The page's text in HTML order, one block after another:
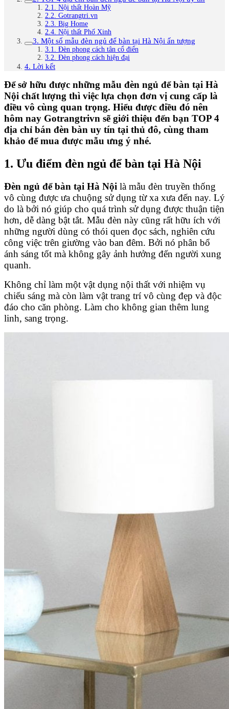
2.1. Nội thất Hoàn Mỹ
2.2. Gotrangtri.vn
2.3. Big Home
2.4. Nội thất Phố Xinh
3. Một số mẫu đèn ngủ để bàn tại Hà Nội ấn tượng
3.1. Đèn phong cách tân cổ điển
3.2. Đèn phong cách hiện đại
4. Lời kết
Để sở hữu được những mẫu đèn ngủ để bàn tại Hà
Nội chất lượng thì việc lựa chọn đơn vị cung cấp là
điều vô cùng quan trọng. Hiểu được điều đó nên
hôm nay Gotrangtrivn sẽ giới thiệu đến bạn TOP 4
địa chỉ bán đèn bàn uy tín tại thủ đô, cùng tham
khảo để mua được mẫu ưng ý nhé.
1. Ưu điểm đèn ngủ để bàn tại Hà Nội
Đèn ngủ để bàn tại Hà Nội là mẫu đèn truyền thống
vô cùng được ưa chuộng sử dụng từ xa xưa đến nay. Lý
do là bởi nó giúp cho quá trình sử dụng được thuận tiện
hơn, dễ dàng bật tắt. Mẫu đèn này cũng rất hữu ích với
những người dùng có thói quen đọc sách, nghiên cứu
công việc trên giường vào ban đêm. Bởi nó phân bổ
ánh sáng tốt mà không gây ảnh hưởng đến người xung
quanh.
Không chỉ làm một vật dụng nội thất với nhiệm vụ
chiếu sáng mà còn làm vật trang trí vô cùng đẹp và độc
đáo cho căn phòng. Làm cho không gian thêm lung
linh, sang trọng.